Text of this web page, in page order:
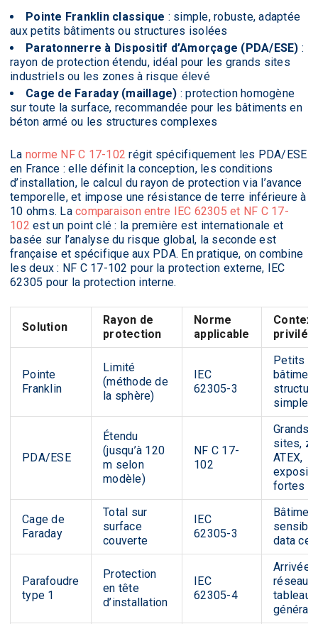
Pointe Franklin classique : simple, robuste, adaptée
aux petits bâtiments ou structures isolées
Paratonnerre à Dispositif d’Amorçage (PDA/ESE) :
rayon de protection étendu, idéal pour les grands sites
industriels ou les zones à risque élevé
Cage de Faraday (maillage) : protection homogène
sur toute la surface, recommandée pour les bâtiments en
béton armé ou les structures complexes
La norme NF C 17-102 régit spécifiquement les PDA/ESE
en France : elle définit la conception, les conditions
d’installation, le calcul du rayon de protection via l’avance
temporelle, et impose une résistance de terre inférieure à
10 ohms. La comparaison entre IEC 62305 et NF C 17-
102 est un point clé : la première est internationale et
basée sur l’analyse du risque global, la seconde est
française et spécifique aux PDA. En pratique, on combine
les deux : NF C 17-102 pour la protection externe, IEC
62305 pour la protection interne.
Solution
Rayon de
protection
Norme
applicable
Pointe
Franklin
Limité
(méthode de
la sphère)
IEC
62305-3
Petits
simples
PDA/ESE
Étendu
(jusqu’à 120
m selon
modèle)
NF C 17-
102
Grands
sites,
ATEX,
fortes
Cage de
Faraday
Total sur
surface
couverte
IEC
62305-3
data
Parafoudre
type 1
Protection
en tête
d’installation
IEC
62305-4
Arrivée
réseau,
tableaux